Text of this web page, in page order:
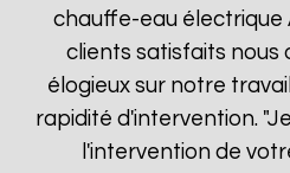
chauffe-eau
clients satisfaits nous
élogieux sur notre
rapidité d'intervention.
l'intervention de